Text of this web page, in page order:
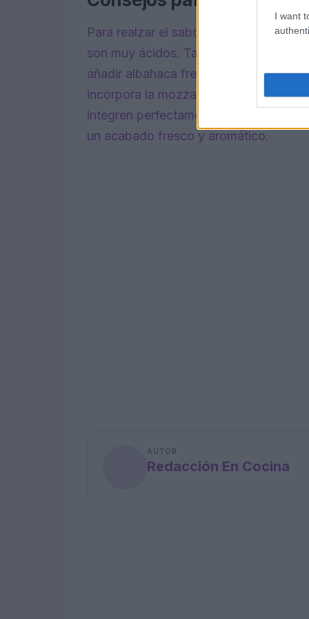
I want
Para realzar el sabor de tu risotto,
son muy ácidos. También puedes
añadir albahaca fresca o un poco de
incorpora la mozzarella y el
integren perfectamente. Sirve el
un acabado fresco y aromático.
AUTOR
Redacción En Cocina